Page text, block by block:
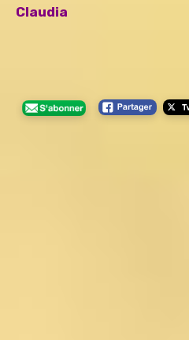
Claudia